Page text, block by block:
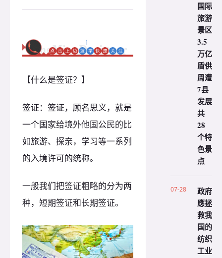
【什么是签证？】
签证：签证，顾名思义，就是
一个国家给境外他国公民的比
如旅游、探亲，学习等一系列
的入境许可的统称。
一般我们把签证粗略的分为两
种，短期签证和长期签证。
国际
旅游
景区
3.5
万亿
盾供
周遭
7县
发展
共
28
个特
色景
点
07-28
政府
應拯
救我
国的
纺织
工业